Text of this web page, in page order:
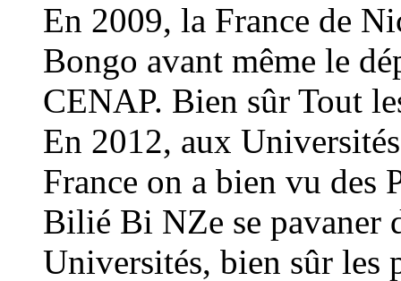
En 2009, la France de
Bongo avant même le
CENAP. Bien sûr Tout
En 2012, aux
France on a bien vu des
Bilié Bi NZe se pavaner
Universités, bien sûr les